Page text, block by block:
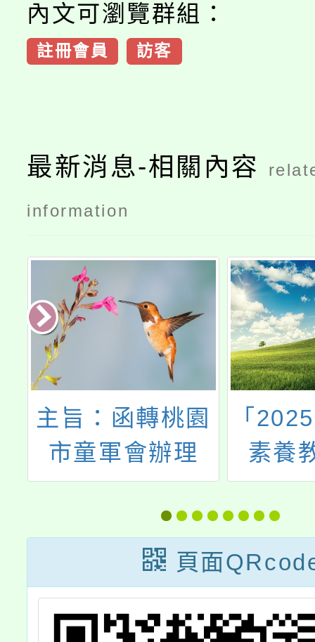
內文可瀏覽群組：
註冊會員 訪客
最新消息-相關內容
information
「2025國中小AI
素養教學研討
會」
114
小學
進方
能研
A1、
頁面